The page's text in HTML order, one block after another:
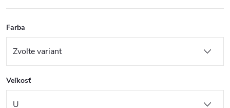
Farba
Veľkosť